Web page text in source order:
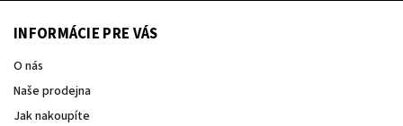
INFORMÁCIE PRE VÁS
O nás
Naše prodejna
Jak nakoupíte